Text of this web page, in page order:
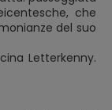
che
del suo
Letterkenny.